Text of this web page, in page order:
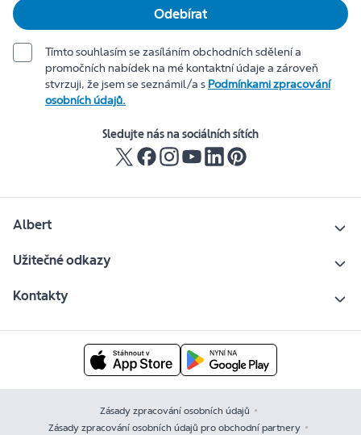
Odebírat
Tímto souhlasím se zasíláním obchodních sdělení a
promočních nabídek na mé kontaktní údaje a zároveň
stvrzuji, že jsem se seznámil/a s Podmínkami zpracování
osobních údajů.
Sledujte nás na sociálních sítích
Albert
Užitečné odkazy
Kontakty
Zásady zpracování osobních údajů
Zásady zpracování osobních údajů pro obchodní partnery